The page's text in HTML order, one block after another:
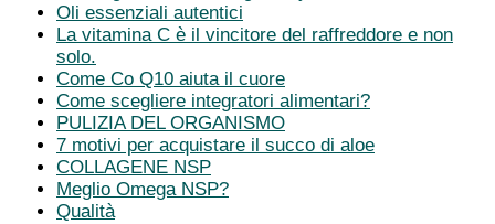
Oli essenziali autentici
La vitamina C è il vincitore del raffreddore e non
solo.
Come Co Q10 aiuta il cuore
Come scegliere integratori alimentari?
PULIZIA DEL ORGANISMO
7 motivi per acquistare il succo di aloe
COLLAGENE NSP
Meglio Omega NSP?
Qualità